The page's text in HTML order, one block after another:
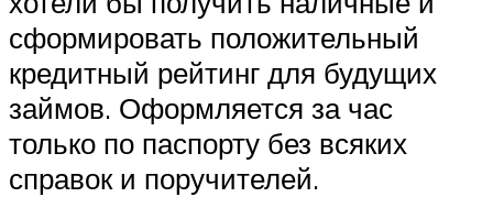
сформировать положительный
кредитный рейтинг для будущих
займов. Оформляется за час
только по паспорту без всяких
справок и поручителей.